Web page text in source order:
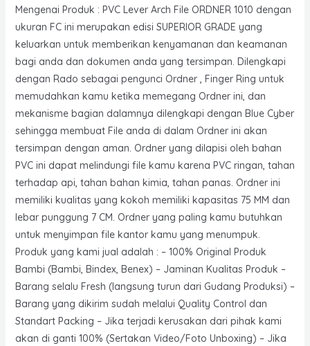
Mengenai Produk : PVC Lever Arch File ORDNER 1010 dengan
ukuran FC ini merupakan edisi SUPERIOR GRADE yang
keluarkan untuk memberikan kenyamanan dan keamanan
bagi anda dan dokumen anda yang tersimpan. Dilengkapi
dengan Rado sebagai pengunci Ordner , Finger Ring untuk
memudahkan kamu ketika memegang Ordner ini, dan
mekanisme bagian dalamnya dilengkapi dengan Blue Cyber
sehingga membuat File anda di dalam Ordner ini akan
tersimpan dengan aman. Ordner yang dilapisi oleh bahan
PVC ini dapat melindungi file kamu karena PVC ringan, tahan
terhadap api, tahan bahan kimia, tahan panas. Ordner ini
memiliki kualitas yang kokoh memiliki kapasitas 75 MM dan
lebar punggung 7 CM. Ordner yang paling kamu butuhkan
untuk menyimpan file kantor kamu yang menumpuk.
Produk yang kami jual adalah : – 100% Original Produk
Bambi (Bambi, Bindex, Benex) – Jaminan Kualitas Produk –
Barang selalu Fresh (langsung turun dari Gudang Produksi) –
Barang yang dikirim sudah melalui Quality Control dan
Standart Packing – Jika terjadi kerusakan dari pihak kami
akan di ganti 100% (Sertakan Video/Foto Unboxing) – Jika